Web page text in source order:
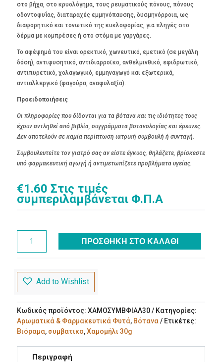
στο βήχα, στο κρυολόγημα, τους ρευματικούς πόνους, πόνους
οδοντοφυΐας, διαταραχές εμμηνόπαυσης, δυσμηνόρροια, ως
διαφορητικό και τονωτικό της κυκλοφορίας, για πληγές στο
δέρμα με κομπρέσες ή στο στόμα με γαργάρες.
Το αφέψημά του είναι ορεκτικό, χωνευτικό, εμετικό (σε μεγάλη
δόση), αντιφυσητικό, αντιδιαρροϊκο, ανθελμινθικό, εφιδρωτικό,
αντιπυρετικό, χολαγωγικό, εμμηναγωγό και εξωτερικά,
αντιαλλεργικό (φαγούρα, αναφυλαξία).
Προειδοποιήσεις
Οι πληροφορίες που δίδονται για τα βότανα και τις ιδιότητες τους
έχουν αντληθεί από βιβλία, συγγράμματα βοτανολογίας και έρευνες.
Δεν αποτελούν σε καμία περίπτωση ιατρική συμβουλή ή συνταγή.
Συμβουλευτείτε τον γιατρό σας αν είστε έγκυος, θηλάζετε, βρίσκεστε
υπό φαρμακευτική αγωγή ή αντιμετωπίζετε προβλήματα υγείας.
€1.60 Στις τιμές
συμπεριλαμβάνεται Φ.Π.Α
ΠΡΟΣΘΉΚΗ ΣΤΟ ΚΑΛΆΘΙ
Add to Wishlist
Κωδικός προϊόντος: ΧΑΜΟΣΥΜΒΦΙΑΛ30
Κατηγορίες:
Αρωματικά & Φαρμακευτικά Φυτά, Βότανα
Ετικέτες:
Βιόραμα, συμβατικο,Χαμομήλι 30g
Περιγραφή